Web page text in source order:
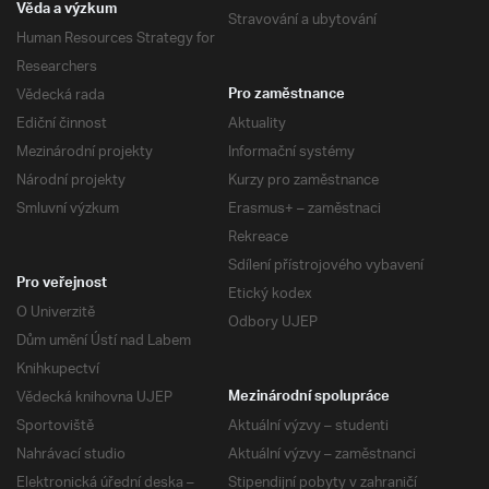
Stravování a ubytování
Věda a výzkum
Human Resources Strategy for
Researchers
Vědecká rada
Ediční činnost
Mezinárodní projekty
Národní projekty
Smluvní výzkum
Pro zaměstnance
Aktuality
Informační systémy
Kurzy pro zaměstnance
Erasmus+ – zaměstnaci
Rekreace
Sdílení přístrojového vybavení
Etický kodex
Odbory UJEP
Pro veřejnost
O Univerzitě
Dům umění Ústí nad Labem
Knihkupectví
Vědecká knihovna UJEP
Sportoviště
Nahrávací studio
Elektronická úřední deska –
Mezinárodní spolupráce
Aktuální výzvy – studenti
Aktuální výzvy – zaměstnanci
Stipendijní pobyty v zahraničí